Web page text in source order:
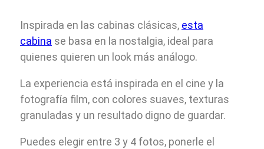
Inspirada en las cabinas clásicas, esta
cabina se basa en la nostalgia, ideal para
quienes quieren un look más análogo.
La experiencia está inspirada en el cine y la
fotografía film, con colores suaves, texturas
granuladas y un resultado digno de guardar.
Puedes elegir entre 3 y 4 fotos, ponerle el